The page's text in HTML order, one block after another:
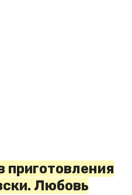
приготовления
Любовь